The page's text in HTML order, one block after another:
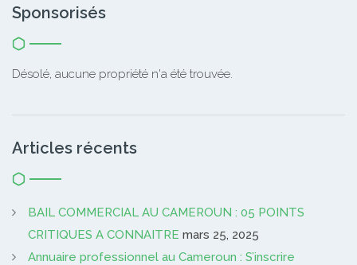
Sponsorisés
Désolé, aucune propriété n'a été trouvée.
Articles récents
BAIL COMMERCIAL AU CAMEROUN : 05 POINTS
CRITIQUES A CONNAITRE mars 25, 2025
Annuaire professionnel au Cameroun : S’inscrire